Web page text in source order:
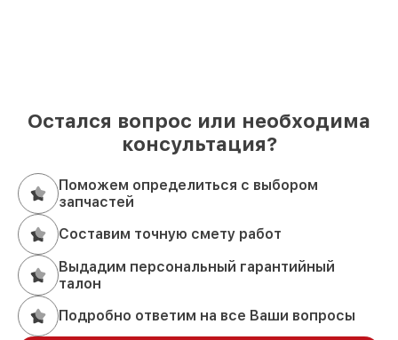
Остался вопрос или необходима
консультация?
Поможем определиться с выбором
запчастей
Составим точную смету работ
Выдадим персональный гарантийный
талон
Подробно ответим на все Ваши вопросы